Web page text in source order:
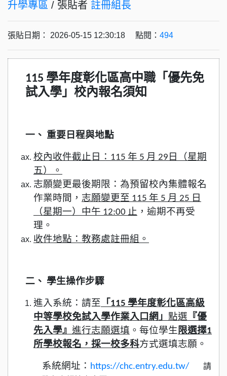
升學專區 / 張貼者 註冊組長
張貼日期： 2026-05-15 12:30:18 點閱： 494
115 學年度彰化區高中職「優先免
試入學」校內報名須知
一、 重要日程與地點
校內收件截止日：115 年 5 月 29日（星期
五）。
志願變更最後期限：為預留校內集體報名
作業時間， 志願變更至 115 年 5 月 25 日
（星期一）中午 12:00 止 ，逾期不再受
理。
收件地點：教務處註冊組。
二、 學生操作步驟
進入系統：請至 「115 學年度彰化區高級
中等學校免試入學作業入口網」 點選 『優
先入學』 進行志願選填 。每位學生 限選擇1
所學校報名，採一校多科方式選填志願。
系統網址： https://chc.entry.edu.tw/ 請